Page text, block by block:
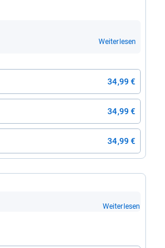
Weiterlesen
34,99 €
34,99 €
34,99 €
Weiterlesen